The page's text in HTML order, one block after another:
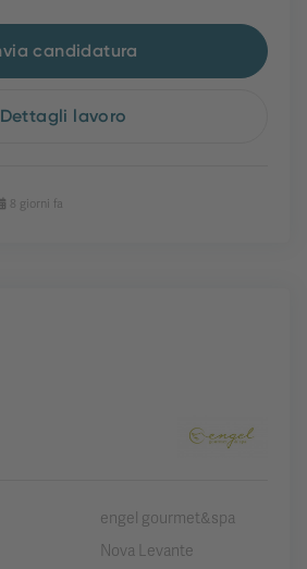
candidatura
Dettagli lavoro
8 giorni fa
engel gourmet&spa
Nova Levante